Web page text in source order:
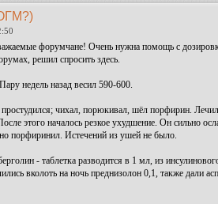
форумчане! Очень нужна помощь с
решил спросить здесь.
недель назад весил 590-600.
простудился; чихал, порюкивал, шёл порфирин.
этого началось резкое ухудшение. Он сильно
порфиринил. Истечений из ушей не было.
- таблетка разводится в 1 мл, из
вколоть на ночь преднизолон 0,1, также дали